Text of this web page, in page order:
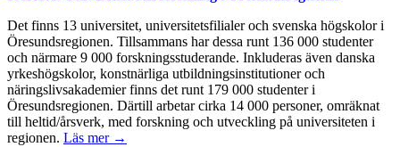
Det finns 13 universitet, universitetsfilialer och svenska högskolor i
Öresundsregionen. Tillsammans har dessa runt 136 000 studenter
och närmare 9 000 forskningsstuderande. Inkluderas även danska
yrkeshögskolor, konstnärliga utbildningsinstitutioner och
näringslivsakademier finns det runt 179 000 studenter i
Öresundsregionen. Därtill arbetar cirka 14 000 personer, omräknat
till heltid/årsverk, med forskning och utveckling på universiteten i
regionen. Läs mer →